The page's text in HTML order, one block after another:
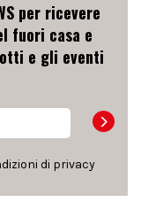
per ricevere
fuori casa e
e gli eventi
di privacy